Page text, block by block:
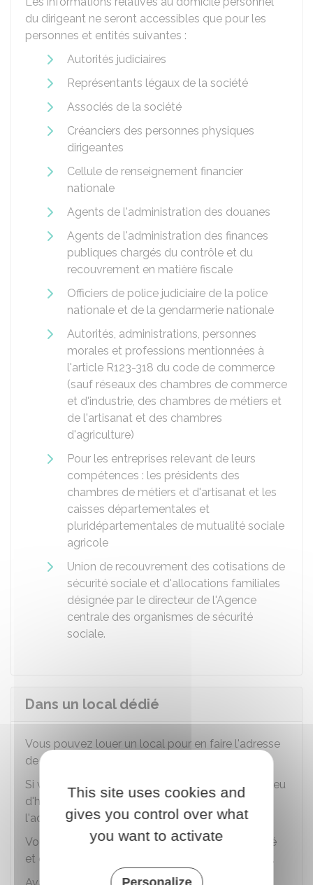
du dirigeant ne seront accessibles que pour les
personnes et entités suivantes :
Autorités judiciaires
Représentants légaux de la société
Associés de la société
Créanciers des personnes physiques
dirigeantes
Cellule de renseignement financier
nationale
Agents de l'administration des douanes
Agents de l'administration des finances
publiques chargés du contrôle et du
recouvrement en matière fiscale
Officiers de police judiciaire de la police
nationale et de la gendarmerie nationale
Autorités, administrations, personnes
morales et professions mentionnées à
l'article R123-318 du code de commerce
(sauf réseaux des chambres de commerce
et d'industrie, des chambres de métiers et
de l'artisanat et des chambres
d'agriculture)
Pour les entreprises relevant de leurs
compétences : les présidents des
chambres de métiers et d'artisanat et les
caisses départementales et
pluridépartementales de mutualité sociale
agricole
Union de recouvrement des cotisations de
sécurité sociale et d'allocations familiales
désignée par le directeur de l'Agence
centrale des organismes de sécurité
sociale.
Dans un local dédié
Vous pouvez louer un local pour en faire l'adresse
de votre entreprise.
Si vous possédez déjà un local autre que votre lieu
d'habitation, vous pouvez décider d'en faire
l'adresse de votre entreprise.
Vous pouvez aussi choisir de louer un local dédié
et conclure un bail commercial ou professionnel.
This site uses cookies and
gives you control over what
you want to activate
Personalize